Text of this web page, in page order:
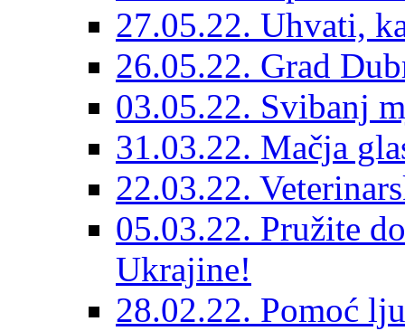
27.05.22. Uhvati,
26.05.22. Grad
03.05.22. Svibanj
31.03.22. Mačja
22.03.22.
05.03.22. Pružite
Ukrajine!
28.02.22. Pomoć